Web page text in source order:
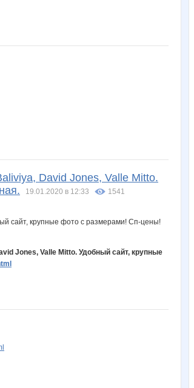
David Jones, Valle Mitto.
19.01.2020 в 12:33
1541
Jones, Valle Mitto. Удобный сайт, крупные